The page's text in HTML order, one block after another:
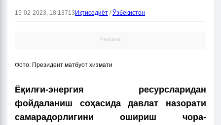
15-02-2023, 18:13713 Иқтисодиёт /Ўзбекистон
Реклама
Фото: Президент матбуот хизмати
Ёқилғи-энергия ресурсларидан
фойдаланиш соҳасида давлат назорати
самарадорлигини ошириш чора-